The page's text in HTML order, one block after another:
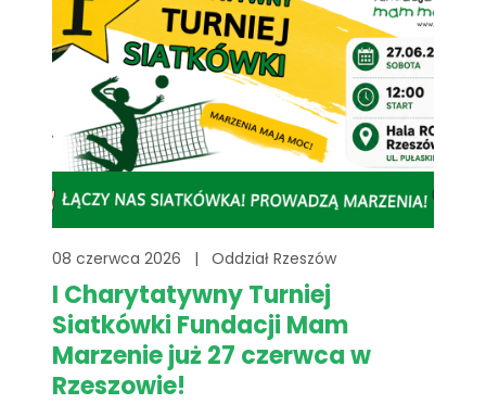
wartość,[...]
08 czerwca 2026 | Oddział Rzeszów
I Charytatywny Turniej
Siatkówki Fundacji Mam
Marzenie już 27 czerwca w
Rzeszowie!